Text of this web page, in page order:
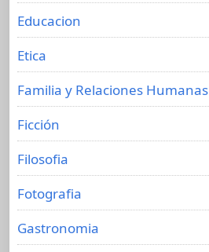
Educacion
Etica
Familia y Relaciones Humanas
Ficción
Filosofia
Fotografia
Gastronomia